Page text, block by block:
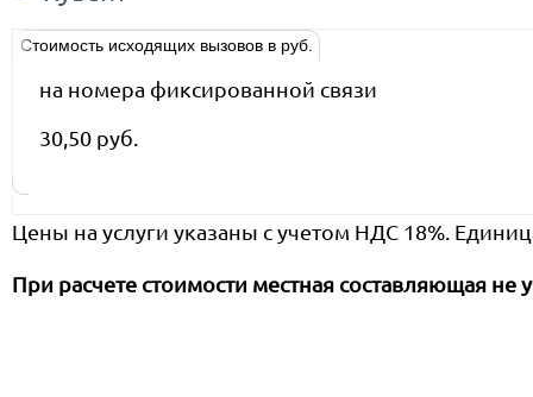
Стоимость исходящих вызовов в руб.
на номера фиксированной связи
30,50 руб.
Цены на услуги указаны с учетом НДС 18%.
При расчете стоимости местная составляющая не